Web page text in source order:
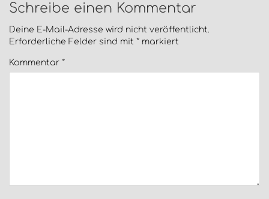
Schreibe einen Kommentar
Deine E-Mail-Adresse wird nicht veröffentlicht.
Erforderliche Felder sind mit * markiert
Kommentar *